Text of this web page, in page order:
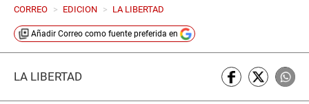
CORREO > EDICION > LA LIBERTAD
Añadir Correo como fuente preferida en
LA LIBERTAD